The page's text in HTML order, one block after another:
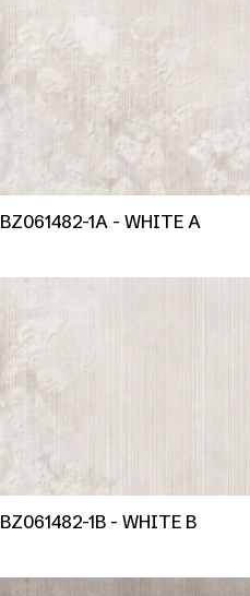
BZ061482-1A - WHITE A
BZ061482-1B - WHITE B